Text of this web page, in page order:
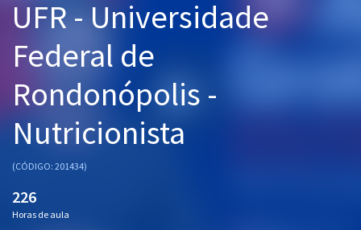
Cursos 20% OFF
Pós
Graduação
OAB
Questões grátis
UFR - Universidade
Federal de
Rondonópolis -
Nutricionista
(CÓDIGO: 201434)
226
Horas de aula